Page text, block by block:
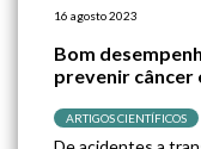
16 agosto 2023
Bom
prevenir câncer
ARTIGOS CIENTÍFICOS